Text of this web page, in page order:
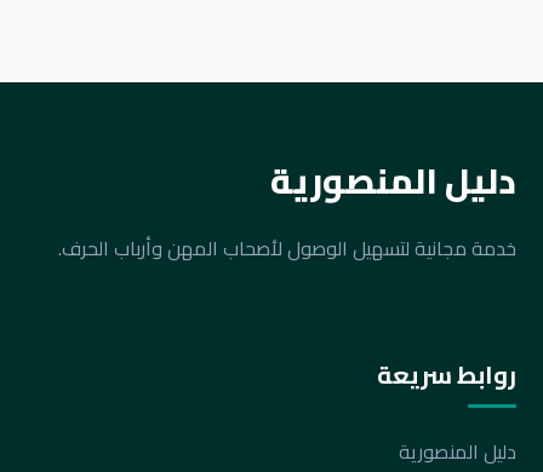
دليل المنصورية
خدمة مجانية لتسهيل الوصول لأصحاب المهن وأرباب الحرف.
روابط سريعة
دليل المنصورية